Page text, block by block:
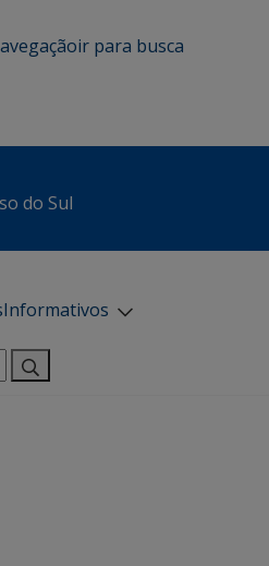
ir para busca
do Sul
Informativos